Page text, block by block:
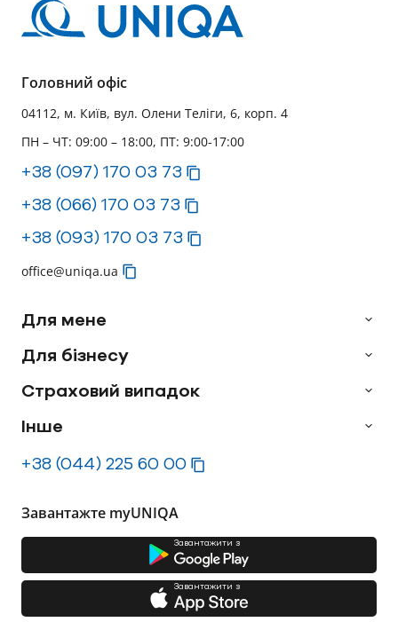
Головний офіс
04112, м. Київ, вул. Олени Теліги, 6, корп. 4
ПН – ЧТ: 09:00 – 18:00, ПТ: 9:00-17:00
+38 (097) 170 03 73
+38 (066) 170 03 73
+38 (093) 170 03 73
office@uniqa.ua
Для мене
Для бізнесу
Страховий випадок
Інше
+38 (044) 225 60 00
Завантажте myUNIQA
Завантажити з
Завантажити з